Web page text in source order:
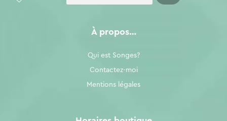
À propos…
Qui est Songes?
Contactez-moi
Mentions légales